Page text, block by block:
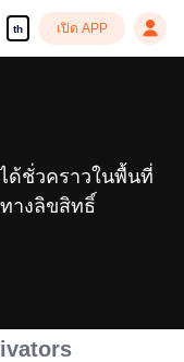
th เปิด APP
ด้ชั่วคราวในพื้นที่
างลิขสิทธิ์